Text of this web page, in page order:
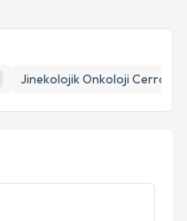
Jinekolojik Onkoloji Cerrahisi